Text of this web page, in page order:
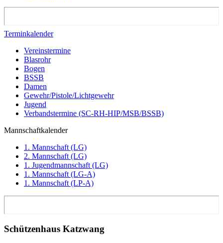
Terminkalender
Vereinstermine
Blasrohr
Bogen
BSSB
Damen
Gewehr/Pistole/Lichtgewehr
Jugend
Verbandstermine (SC-RH-HIP/MSB/BSSB)
Mannschaftkalender
1. Mannschaft (LG)
2. Mannschaft (LG)
1. Jugendmannschaft (LG)
1. Mannschaft (LG-A)
1. Mannschaft (LP-A)
Schützenhaus Katzwang